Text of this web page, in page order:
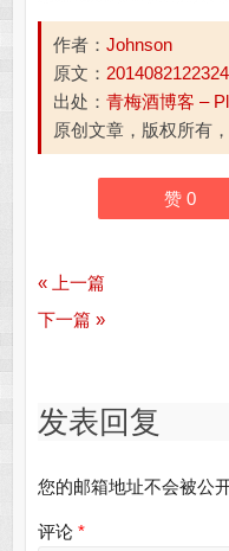
作者： Johnson
原文：
出处： 青梅酒博客 –
原创文章，版权所有
赞 0
« 上一篇
下一篇 »
发表回复
您的邮箱地址不会被公开
评论 *